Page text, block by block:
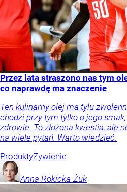
Przez lata straszono nas tym
co naprawdę ma znaczenie
Ten kulinarny olej ma tylu
chodzi przy tym tylko o jego
zdrowie. To złożona kwestia, ale
na wiele pytań. Warto wiedzieć.
ProduktyŻywienie
Anna Rokicka-Żuk